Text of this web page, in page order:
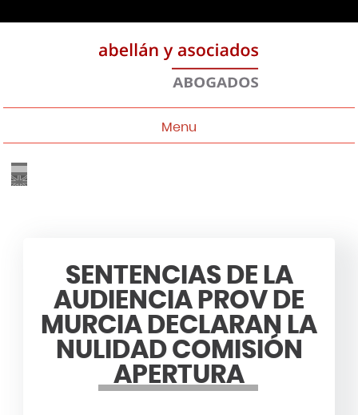
Menu
SENTENCIAS DE LA
AUDIENCIA PROV DE
MURCIA DECLARAN LA
NULIDAD COMISIÓN
APERTURA